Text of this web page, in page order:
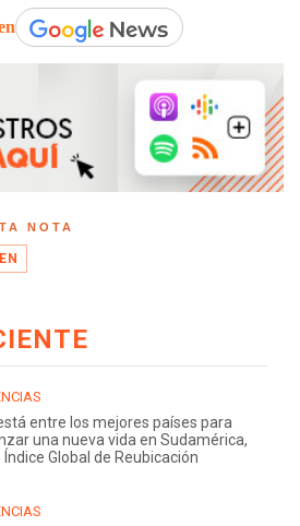
NOTA
entre los mejores países para
una nueva vida en Sudamérica,
Global de Reubicación